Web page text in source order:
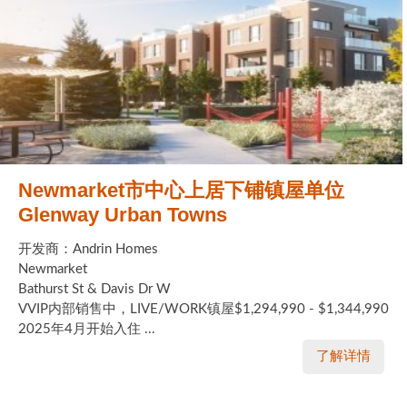
Newmarket市中心上居下铺镇屋单位
Glenway Urban Towns
开发商：Andrin Homes
Newmarket
Bathurst St & Davis Dr W
VVIP内部销售中，LIVE/WORK镇屋$1,294,990 - $1,344,990
2025年4月开始入住 ...
了解详情